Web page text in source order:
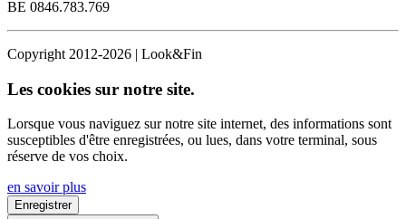
BE 0846.783.769
Copyright 2012-2026 | Look&Fin
Les cookies sur notre site.
Lorsque vous naviguez sur notre site internet, des informations sont
susceptibles d'être enregistrées, ou lues, dans votre terminal, sous
réserve de vos choix.
en savoir plus
Enregistrer